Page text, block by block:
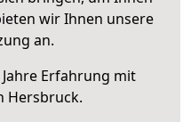
wir Ihnen unsere
an.
Erfahrung mit
Hersbruck.